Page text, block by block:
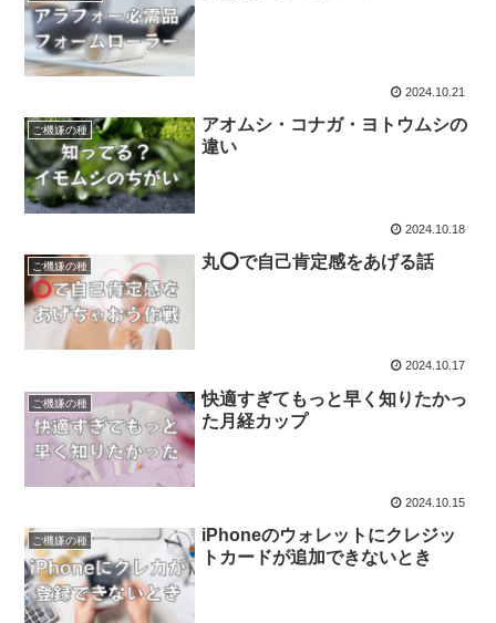
2024.10.21
ご機嫌の種
アオムシ・コナガ・ヨトウムシの
違い
2024.10.18
ご機嫌の種 丸⭕️で自己肯定感をあげる話
2024.10.17
ご機嫌の種
快適すぎてもっと早く知りたかっ
た月経カップ
2024.10.15
ご機嫌の種
iPhoneのウォレットにクレジッ
トカードが追加できないとき